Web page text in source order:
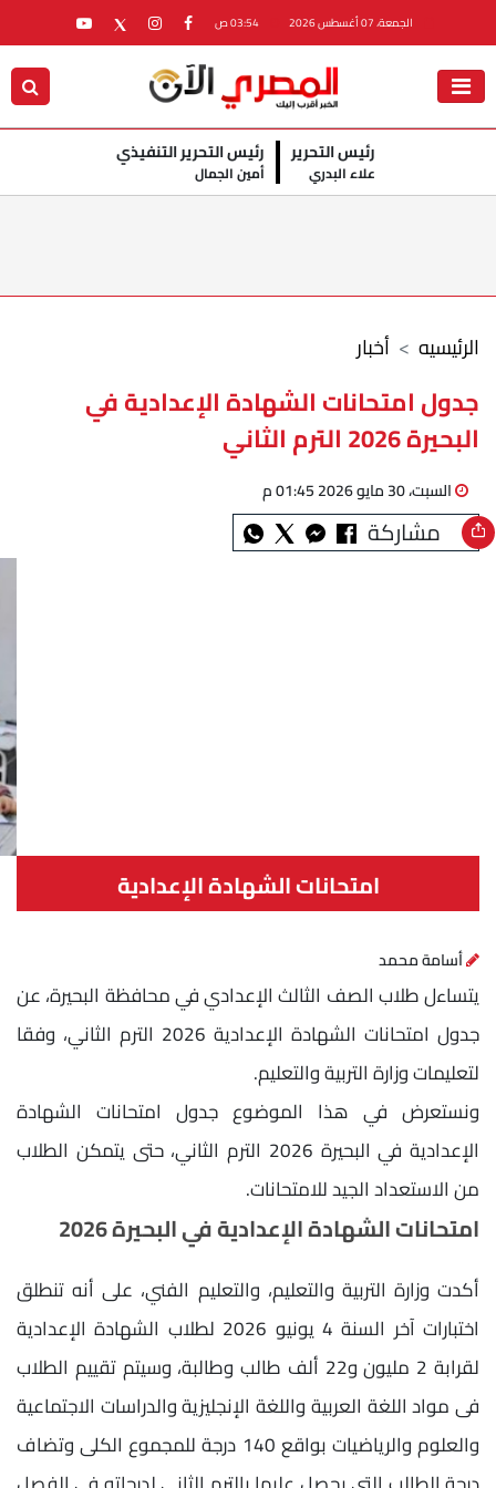
الجمعة، 07 أغسطس 2026 03:54 ص
رئيس التحرير
علاء البدري
رئيس التحرير التنفيذي
أمين الجمال
أخبار الرئيسيه
جدول امتحانات الشهادة الإعدادية في
البحيرة 2026 الترم الثاني
السبت، 30 مايو 2026 01:45 م
مشاركة
امتحانات الشهادة الإعدادية
أسامة محمد
يتساءل طلاب الصف الثالث الإعدادي في محافظة البحيرة، عن
جدول امتحانات الشهادة الإعدادية 2026 الترم الثاني، وفقا
لتعليمات وزارة التربية والتعليم.
ونستعرض في هذا الموضوع جدول امتحانات الشهادة
الإعدادية في البحيرة 2026 الترم الثاني، حتى يتمكن الطلاب
من الاستعداد الجيد للامتحانات.
امتحانات الشهادة الإعدادية في البحيرة 2026
أكدت وزارة التربية والتعليم، والتعليم الفني، على أنه تنطلق
اختبارات آخر السنة 4 يونيو 2026 لطلاب الشهادة الإعدادية
لقرابة 2 مليون و22 ألف طالب وطالبة، وسيتم تقييم الطلاب
فى مواد اللغة العربية واللغة الإنجليزية والدراسات الاجتماعية
والعلوم والرياضيات بواقع 140 درجة للمجموع الكلى وتضاف